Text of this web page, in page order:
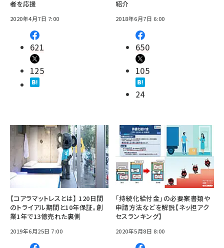
者を応援
2020年4月7日 7:00
621
125
紹介
2018年6月7日 6:00
650
105
24
【コアラマットレスとは】 120日間
のトライアル期間と10年保証。創
業1年で13億売れた裏側
2019年6月25日 7:00
「持続化給付金」の必要案書類や
申請方法などを解説【ネッ担アク
セスランキング】
2020年5月8日 8:00